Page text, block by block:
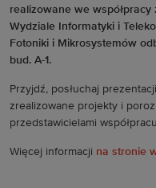
realizowane we
Wydziale Informatyki i
Fotoniki i Mikrosystemów
bud. A-1.
Przyjdź, posłuchaj
zrealizowane projekty i
przedstawicielami
Więcej informacji na stronie